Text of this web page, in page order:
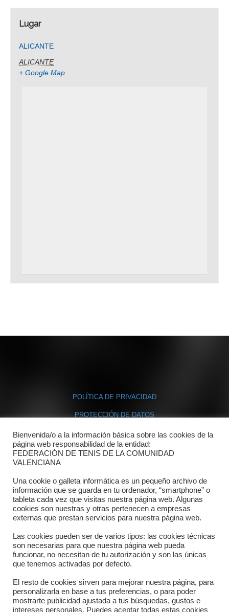
Lugar
ALICANTE
ALICANTE
+ Google Map
POLÍTICA DE PRIVACIDAD
PROTECCIÓN DE DATOS
POLÍTICA DE COOKIES
Dónde estamos
Directorio departamentos
Horario
Formulario de contacto
Bienvenida/o a la información básica sobre las cookies de la
página web responsabilidad de la entidad:
FEDERACIÓN DE TENIS DE LA COMUNIDAD
VALENCIANA
Una cookie o galleta informática es un pequeño archivo de
información que se guarda en tu ordenador, “smartphone” o
tableta cada vez que visitas nuestra página web. Algunas
cookies son nuestras y otras pertenecen a empresas
externas que prestan servicios para nuestra página web.
Las cookies pueden ser de varios tipos: las cookies técnicas
son necesarias para que nuestra página web pueda
funcionar, no necesitan de tu autorización y son las únicas
que tenemos activadas por defecto.
El resto de cookies sirven para mejorar nuestra página, para
personalizarla en base a tus preferencias, o para poder
mostrarte publicidad ajustada a tus búsquedas, gustos e
intereses personales. Puedes aceptar todas estas cookies